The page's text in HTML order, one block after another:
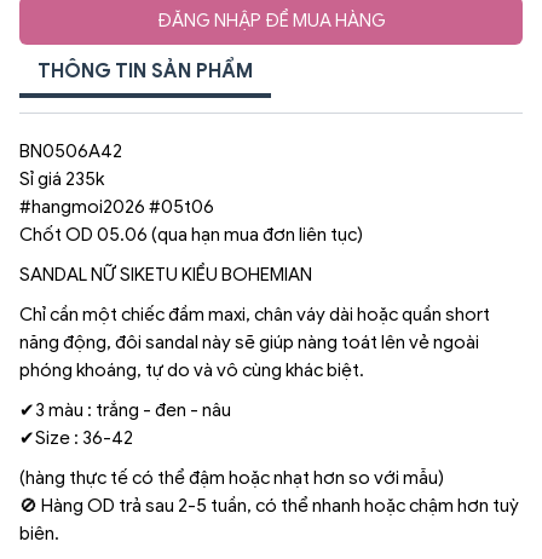
ĐĂNG NHẬP ĐỂ MUA HÀNG
THÔNG TIN SẢN PHẨM
BN0506A42
Sỉ giá 235k
#hangmoi2026 #05t06
Chốt OD 05.06 (qua hạn mua đơn liên tục)
SANDAL NỮ SIKETU KIỂU BOHEMIAN
Chỉ cần một chiếc đầm maxi, chân váy dài hoặc quần short
năng động, đôi sandal này sẽ giúp nàng toát lên vẻ ngoài
phóng khoáng, tự do và vô cùng khác biệt.
✔3 màu : trắng - đen - nâu
✔Size : 36-42
(hàng thực tế có thể đậm hoặc nhạt hơn so với mẫu)
🚫 Hàng OD trả sau 2-5 tuần, có thể nhanh hoặc chậm hơn tuỳ
biên.